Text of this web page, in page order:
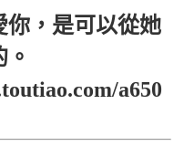
你，是可以從她
a650